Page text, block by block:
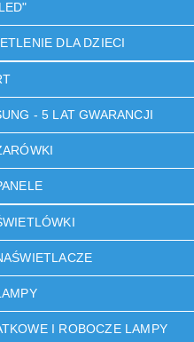
DLA DZIECI
- 5 LAT GWARANCJI
I ROBOCZE LAMPY